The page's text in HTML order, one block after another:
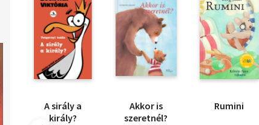
A sirály a
király?
Akkor is
szeretnél?
Rumini